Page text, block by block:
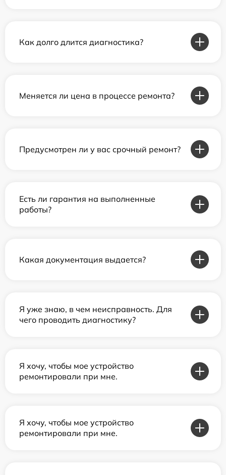
Как долго длится диагностика?
Меняется ли цена в процессе ремонта?
Предусмотрен ли у вас срочный ремонт?
Есть ли гарантия на выполненные
работы?
Какая документация выдается?
Я уже знаю, в чем неисправность. Для
чего проводить диагностику?
Я хочу, чтобы мое устройство
ремонтировали при мне.
Я хочу, чтобы мое устройство
ремонтировали при мне.